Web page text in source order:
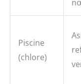
Piscine
(chlore)